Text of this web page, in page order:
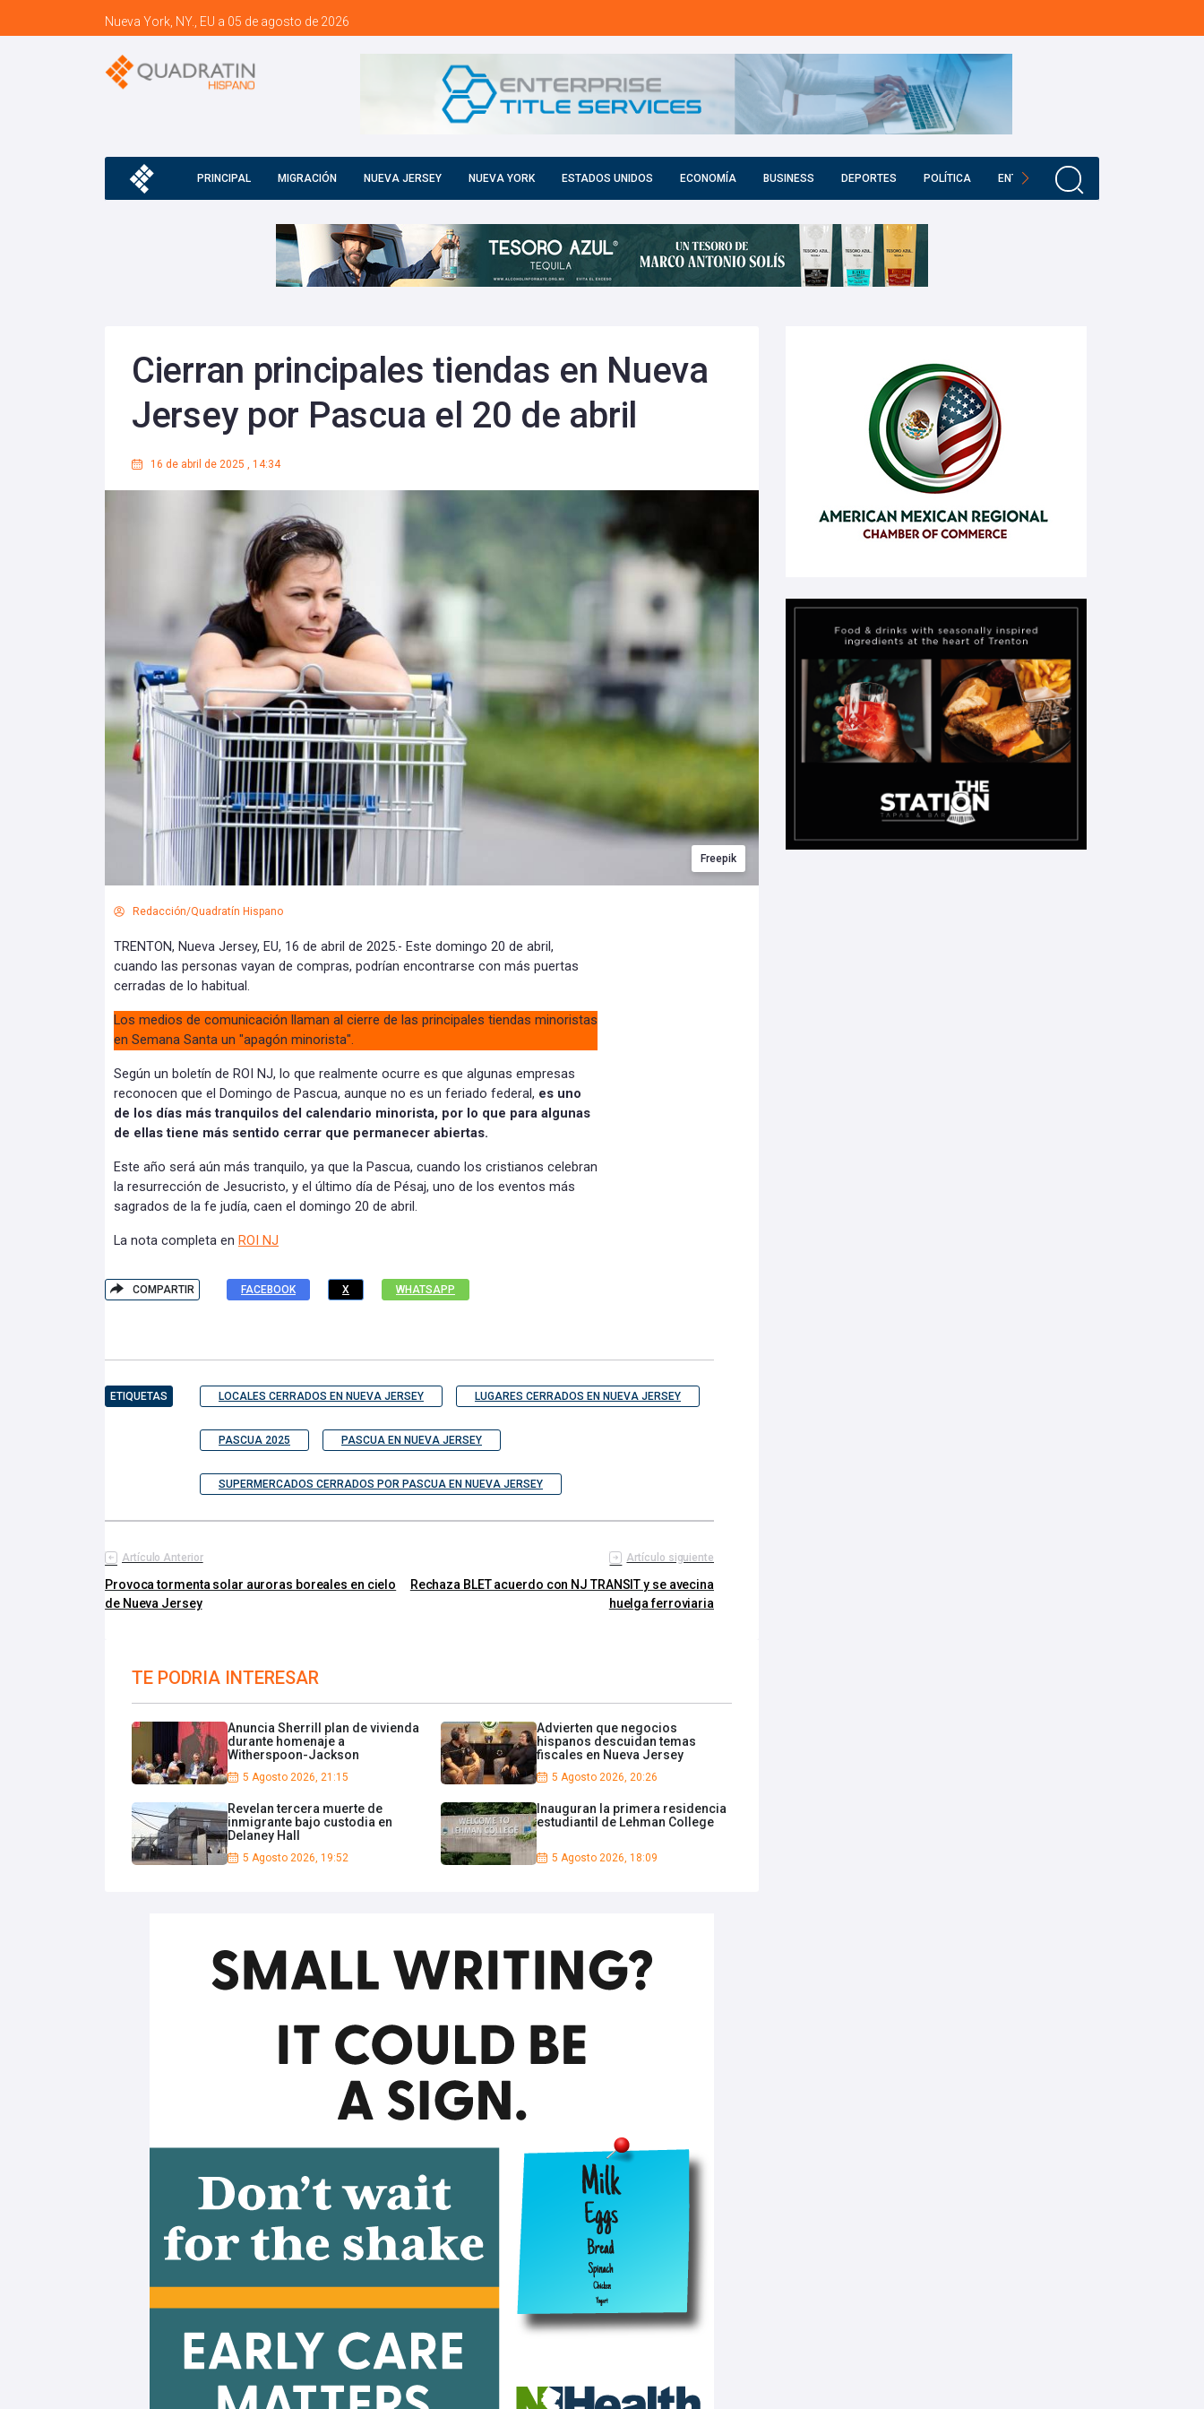
Nueva York, NY., EU a 05 de agosto de 2026
PRINCIPAL MIGRACIÓN NUEVA JERSEY NUEVA YORK ESTADOS UNIDOS ECONOMÍA BUSINESS DEPORTES POLÍTICA ENTRETENIMIENTO
Cierran principales tiendas en Nueva
Jersey por Pascua el 20 de abril
16 de abril de 2025 , 14:34
Freepik
Redacción/Quadratín Hispano
TRENTON, Nueva Jersey, EU, 16 de abril de 2025.- Este domingo 20 de abril,
cuando las personas vayan de compras, podrían encontrarse con más puertas
cerradas de lo habitual.
Los medios de comunicación llaman al cierre de las principales tiendas minoristas
en Semana Santa un "apagón minorista".
Según un boletín de ROI NJ, lo que realmente ocurre es que algunas empresas
reconocen que el Domingo de Pascua, aunque no es un feriado federal, es uno
de los días más tranquilos del calendario minorista, por lo que para algunas
de ellas tiene más sentido cerrar que permanecer abiertas.
Este año será aún más tranquilo, ya que la Pascua, cuando los cristianos celebran
la resurrección de Jesucristo, y el último día de Pésaj, uno de los eventos más
sagrados de la fe judía, caen el domingo 20 de abril.
La nota completa en ROI NJ
COMPARTIR FACEBOOK X WHATSAPP
ETIQUETAS LOCALES CERRADOS EN NUEVA JERSEY LUGARES CERRADOS EN NUEVA JERSEY
PASCUA 2025 PASCUA EN NUEVA JERSEY
SUPERMERCADOS CERRADOS POR PASCUA EN NUEVA JERSEY
Artículo Anterior
Provoca tormenta solar auroras boreales en cielo
de Nueva Jersey
Artículo siguiente
Rechaza BLET acuerdo con NJ TRANSIT y se avecina
huelga ferroviaria
TE PODRIA INTERESAR
Anuncia Sherrill plan de vivienda
durante homenaje a
Witherspoon-Jackson
5 Agosto 2026, 21:15
Advierten que negocios
hispanos descuidan temas
fiscales en Nueva Jersey
5 Agosto 2026, 20:26
Revelan tercera muerte de
inmigrante bajo custodia en
Delaney Hall
5 Agosto 2026, 19:52
Inauguran la primera residencia
estudiantil de Lehman College
5 Agosto 2026, 18:09